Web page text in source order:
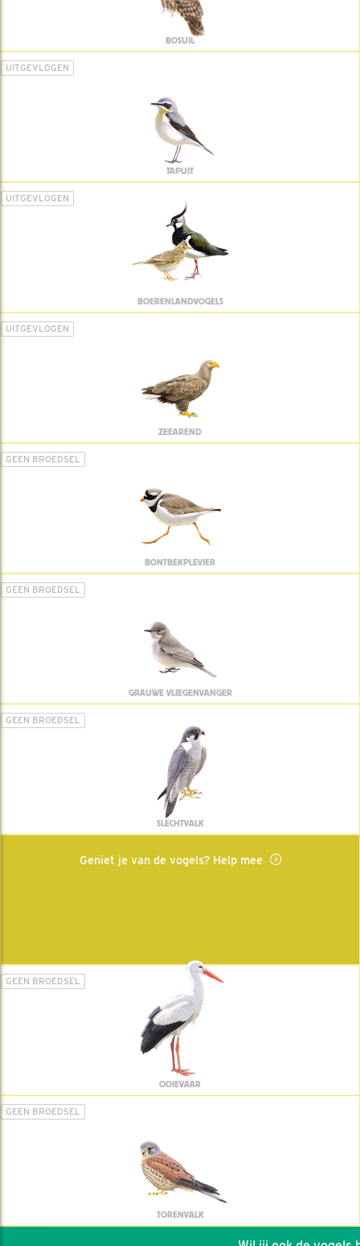
BOSUIL
UITGEVLOGEN
TAPUIT
UITGEVLOGEN
BOERENLANDVOGELS
UITGEVLOGEN
ZEEAREND
GEEN BROEDSEL
BONTBEKPLEVIER
GEEN BROEDSEL
GRAUWE VLIEGENVANGER
GEEN BROEDSEL
SLECHTVALK
Geniet je van de vogels? Help mee
GEEN BROEDSEL
OOIEVAAR
GEEN BROEDSEL
TORENVALK